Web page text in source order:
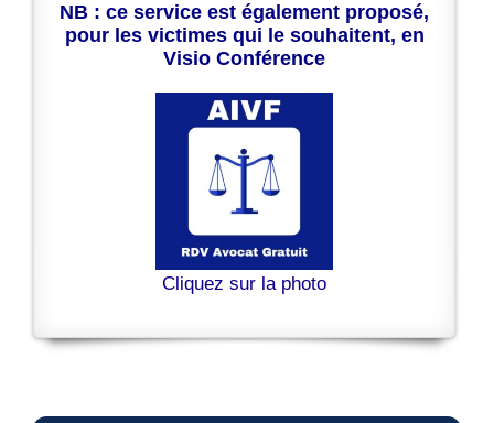
NB : ce service est également proposé,
pour les victimes qui le souhaitent, en
Visio Conférence
Cliquez sur la photo